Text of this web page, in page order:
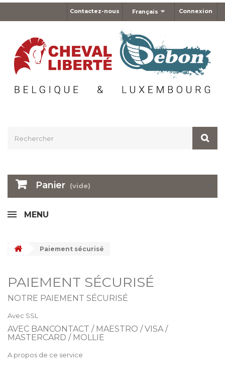
Connexion
Français
Contactez-nous
Panier (vide)
MENU
Paiement sécurisé
PAIEMENT SÉCURISÉ
NOTRE PAIEMENT SÉCURISÉ
Avec SSL
AVEC BANCONTACT / MAESTRO / VISA /
MASTERCARD / MOLLIE
A propos de ce service